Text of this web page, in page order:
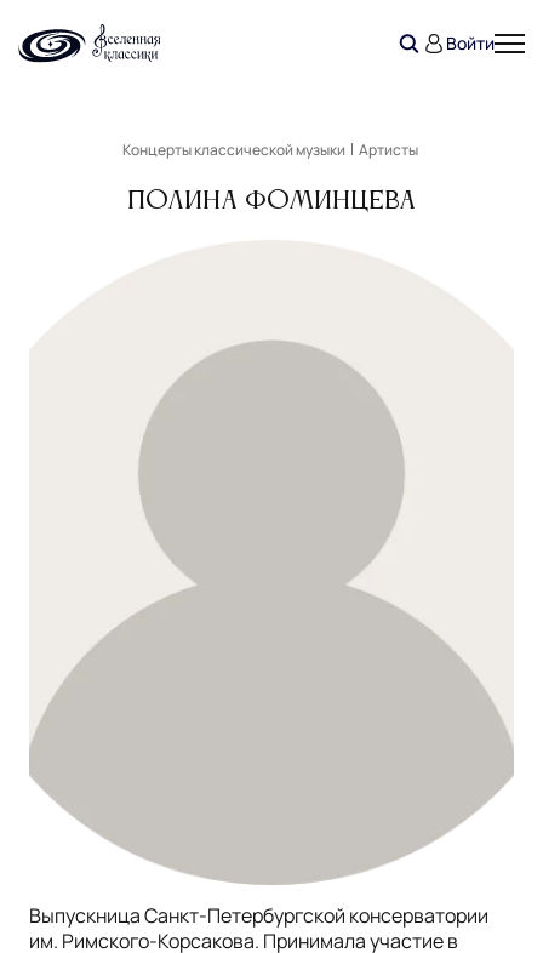
Войти
Концерты классической музыки Артисты
Полина Фоминцева
Выпускница Санкт-Петербургской консерватории
им. Римского-Корсакова. Принимала участие в